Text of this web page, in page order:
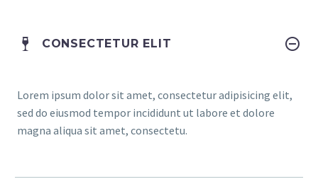
CONSECTETUR ELIT
Lorem ipsum dolor sit amet, consectetur adipisicing elit,
sed do eiusmod tempor incididunt ut labore et dolore
magna aliqua sit amet, consectetu.